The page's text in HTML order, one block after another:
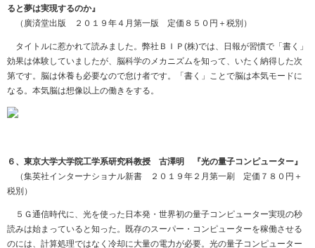
ると夢は実現するのか』
（廣済堂出版 ２０１９年４月第一版 定価８５０円＋税別）
タイトルに惹かれて読みました。弊社ＢＩＰ (株)では、日報が習慣で「書く」
効果は体験していましたが、脳科学のメカニズムを知って、いたく納得した次
第です。脳は休養も必要なので怠け者です。「書く」ことで脳は本気モードに
なる。本気脳は想像以上の働きをする。
６、東京大学大学院工学系研究科教授 古澤明 『光の量子コンピューター』
（集英社インターナショナル新書 ２０１９年２月第一刷 定価７８０円＋
税別）
５Ｇ通信時代に、光を使った日本発・世界初の量子コンピューター実現の秒
読みは始まっていると知った。既存のスーパー・コンピューターを稼働させる
のには、計算処理ではなく冷却に大量の電力が必要。光の量子コンピューター